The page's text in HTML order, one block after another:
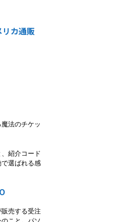
カ通販
法のチケッ
紹介コード
選ばれる感
売する受注
こと。パソ